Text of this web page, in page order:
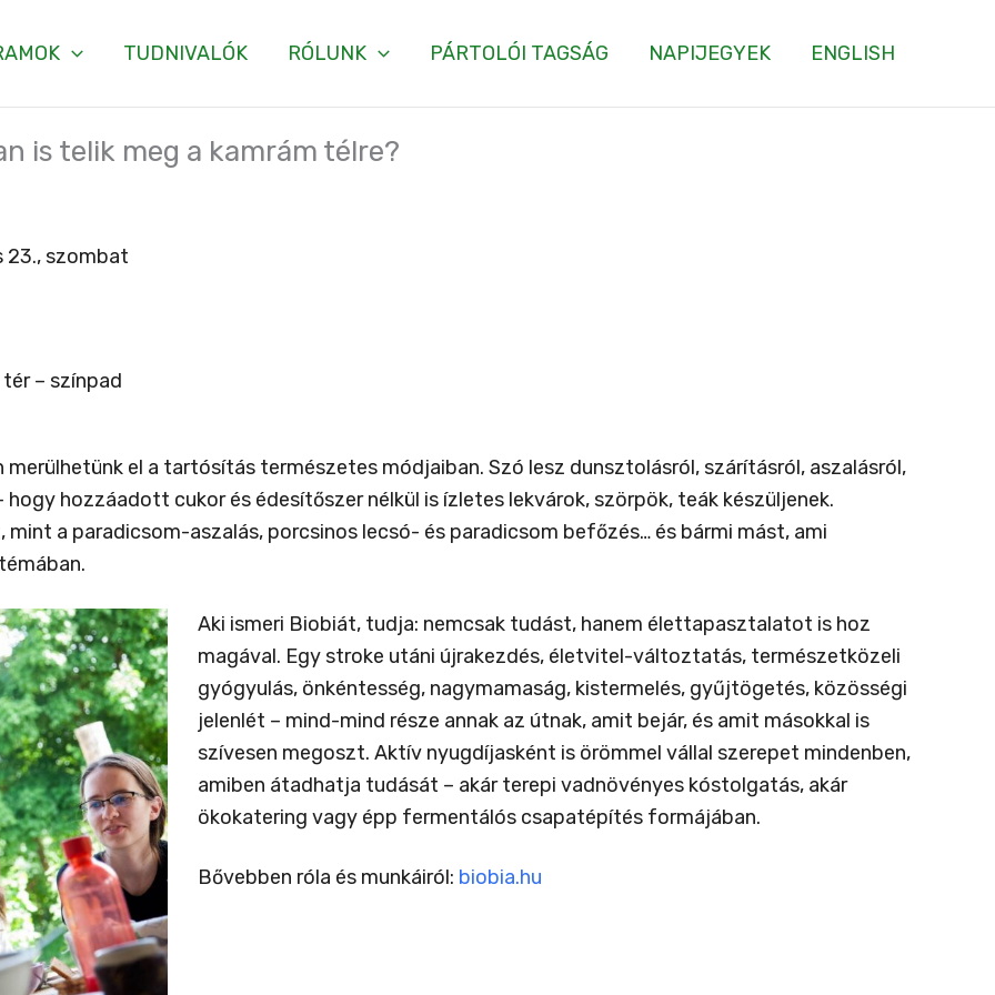
TUDNIVALÓK RÓLUNK PÁRTOLÓI TAGSÁG NAPIJEGYEK ENGLISH
is telik meg a kamrám télre?
23., szombat
– színpad
el a tartósítás természetes módjaiban. Szó lesz dunsztolásról, szárításról, aszalásról,
hozzáadott cukor és édesítőszer nélkül is ízletes lekvárok, szörpök, teák készüljenek.
a paradicsom-aszalás, porcsinos lecsó- és paradicsom befőzés… és bármi mást, ami
Aki ismeri Biobiát, tudja: nemcsak tudást, hanem élettapasztalatot is hoz
magával. Egy stroke utáni újrakezdés, életvitel-változtatás, természetközeli
gyógyulás, önkéntesség, nagymamaság, kistermelés, gyűjtögetés, közösségi
jelenlét – mind-mind része annak az útnak, amit bejár, és amit másokkal is
szívesen megoszt. Aktív nyugdíjasként is örömmel vállal szerepet mindenben,
amiben átadhatja tudását – akár terepi vadnövényes kóstolgatás, akár
ökokatering vagy épp fermentálós csapatépítés formájában.
Bővebben róla és munkáiról: biobia.hu